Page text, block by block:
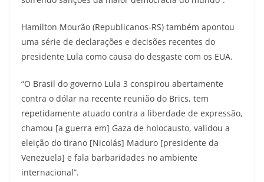
Hamilton Mourão (Republicanos-RS) também apontou
uma série de declarações e decisões recentes do
presidente Lula como causa do desgaste com os EUA.
“O Brasil do governo Lula 3 conspirou abertamente
contra o dólar na recente reunião do Brics, tem
repetidamente atuado contra a liberdade de expressão,
chamou [a guerra em] Gaza de holocausto, validou a
eleição do tirano [Nicolás] Maduro [presidente da
Venezuela] e fala barbaridades no ambiente
internacional”.